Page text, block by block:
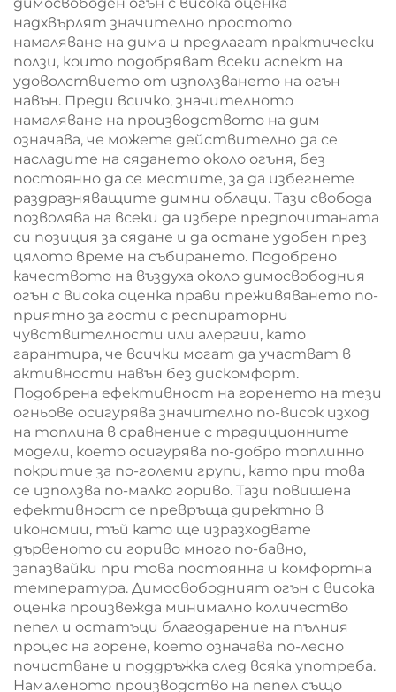
надхвърлят значително простото
намаляване на дима и предлагат практически
ползи, които подобряват всеки аспект на
удоволствието от използването на огън
навън. Преди всичко, значителното
намаляване на производството на дим
означава, че можете действително да се
насладите на сядането около огъня, без
постоянно да се местите, за да избегнете
раздразняващите димни облаци. Тази свобода
позволява на всеки да избере предпочитаната
си позиция за сядане и да остане удобен през
цялото време на събирането. Подобрено
качеството на въздуха около димосвободния
огън с висока оценка прави преживяването по-
приятно за гости с респираторни
чувствителности или алергии, като
гарантира, че всички могат да участват в
активности навън без дискомфорт.
Подобрена ефективност на горенето на тези
огньове осигурява значително по-висок изход
на топлина в сравнение с традиционните
модели, което осигурява по-добро топлинно
покритие за по-големи групи, като при това
се използва по-малко гориво. Тази повишена
ефективност се превръща директно в
икономии, тъй като ще изразходвате
дървеното си гориво много по-бавно,
запазвайки при това постоянна и комфортна
температура. Димосвободният огън с висока
оценка произвежда минимално количество
пепел и остатъци благодарение на пълния
процес на горене, което означава по-лесно
почистване и поддръжка след всяка употреба.
Намаленото производство на пепел също